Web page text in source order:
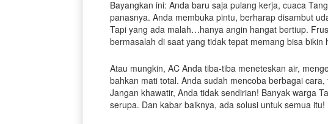
Bayangkan ini: Anda baru saja pulang kerja, cuaca
panasnya. Anda membuka pintu, berharap disambut
Tapi yang ada malah…hanya angin hangat bertiup.
bermasalah di saat yang tidak tepat memang bisa bikin
Atau mungkin, AC Anda tiba-tiba meneteskan air,
bahkan mati total. Anda sudah mencoba berbagai
Jangan khawatir, Anda tidak sendirian! Banyak warga
serupa. Dan kabar baiknya, ada solusi untuk semua itu!